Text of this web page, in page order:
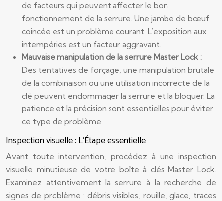
de facteurs qui peuvent affecter le bon
fonctionnement de la serrure. Une jambe de bœuf
coincée est un problème courant. L’exposition aux
intempéries est un facteur aggravant.
Mauvaise manipulation de la serrure Master Lock :
Des tentatives de forçage, une manipulation brutale
de la combinaison ou une utilisation incorrecte de la
clé peuvent endommager la serrure et la bloquer. La
patience et la précision sont essentielles pour éviter
ce type de problème.
Inspection visuelle : L’Étape essentielle
Avant toute intervention, procédez à une inspection
visuelle minutieuse de votre boîte à clés Master Lock.
Examinez attentivement la serrure à la recherche de
signes de problème : débris visibles, rouille, glace, traces